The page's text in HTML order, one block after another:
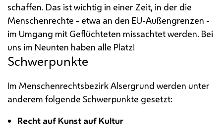
schaffen. Das ist wichtig in einer Zeit, in der die
Menschenrechte - etwa an den EU-Außengrenzen -
im Umgang mit Geflüchteten missachtet werden. Bei
uns im Neunten haben alle Platz!
Schwerpunkte
Im Menschenrechtsbezirk Alsergrund werden unter
anderem folgende Schwerpunkte gesetzt:
Recht auf Kunst auf Kultur